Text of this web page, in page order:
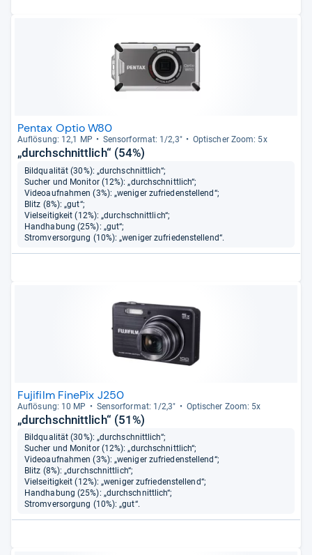
Pentax Optio W80
Auf­lö­sung: 12,1 MP Sen­sor­for­mat: 1/2,3" Opti­scher Zoom: 5x
„durchschnittlich“ (54%)
Bildqualität (30%): „durchschnittlich“;
Sucher und Monitor (12%): „durchschnittlich“;
Videoaufnahmen (3%): „weniger zufriedenstellend“;
Blitz (8%): „gut“;
Vielseitigkeit (12%): „durchschnittlich“;
Handhabung (25%): „gut“;
Stromversorgung (10%): „weniger zufriedenstellend“.
Fujifilm FinePix J250
Auf­lö­sung: 10 MP Sen­sor­for­mat: 1/2,3" Opti­scher Zoom: 5x
„durchschnittlich“ (51%)
Bildqualität (30%): „durchschnittlich“;
Sucher und Monitor (12%): „durchschnittlich“;
Videoaufnahmen (3%): „weniger zufriedenstellend“;
Blitz (8%): „durchschnittlich“;
Vielseitigkeit (12%): „weniger zufriedenstellend“;
Handhabung (25%): „durchschnittlich“;
Stromversorgung (10%): „gut“.